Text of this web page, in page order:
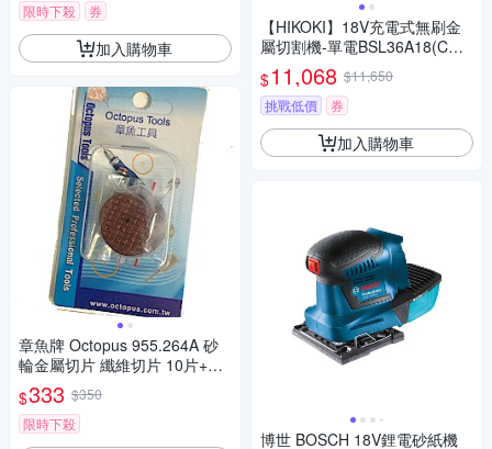
限時下殺
券
加入購物車
章魚牌 Octopus 955.264A 砂
輪金屬切片 纖維切片 10片+軸
柄
$333 $350
限時下殺
【HIKOKI】18V充電式無刷金
屬切割機-單電BSL36A18(CD1
8DBL)
$11,068 $11,650
挑戰低價
券
加入購物車
博世 BOSCH 18V鋰電砂紙機